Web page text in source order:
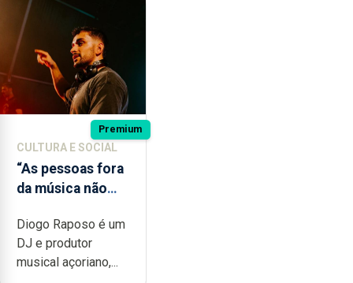
Premium
CULTURA E SOCIAL
“As pessoas fora
da música não
quão difícil é
produzir uma
música”
Diogo Raposo é um
DJ e produtor
musical açoriano,...